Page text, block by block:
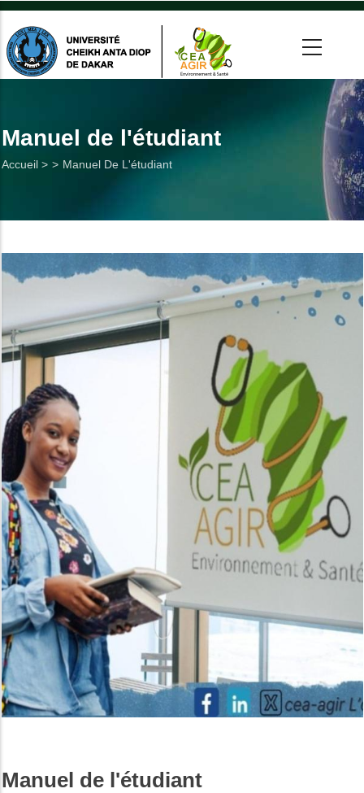
Aller
contenu
principal
Manuel de l'étudiant
Fil
Accueil > Manuel De L'étudiant
Manuel de l'étudiant